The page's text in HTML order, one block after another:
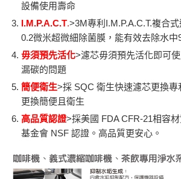
設備使用壽命
I.M.P.A.C.T.>3M專利I.M.P.A.C.T.複合
0.2微米超微細除菌膜，能有效去除水中
毋須預先活化>濾芯毋須預先活化即可
漏碳的問題
簡便衛生>採 SQC 衛生快速濾芯更換專
更換簡便且衛生
高品質認證>採美國 FDA CFR-21相容
基金會 NSF 認證。高品質更安心。